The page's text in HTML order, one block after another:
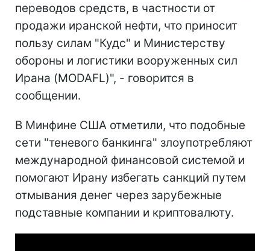
переводов средств, в частности от
продажи иранской нефти, что приносит
пользу силам "Кудс" и Министерству
обороны и логистики вооруженных сил
Ирана (MODAFL)", - говорится в
сообщении.
В Минфине США отметили, что подобные
сети "теневого банкинга" злоупотребляют
международной финансовой системой и
помогают Ирану избегать санкций путем
отмывания денег через зарубежные
подставные компании и криптовалюту.